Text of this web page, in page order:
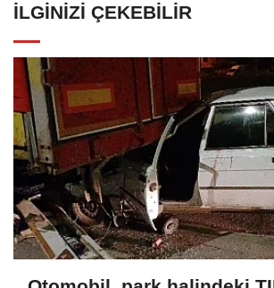
İLGINIZI ÇEKEBILIR